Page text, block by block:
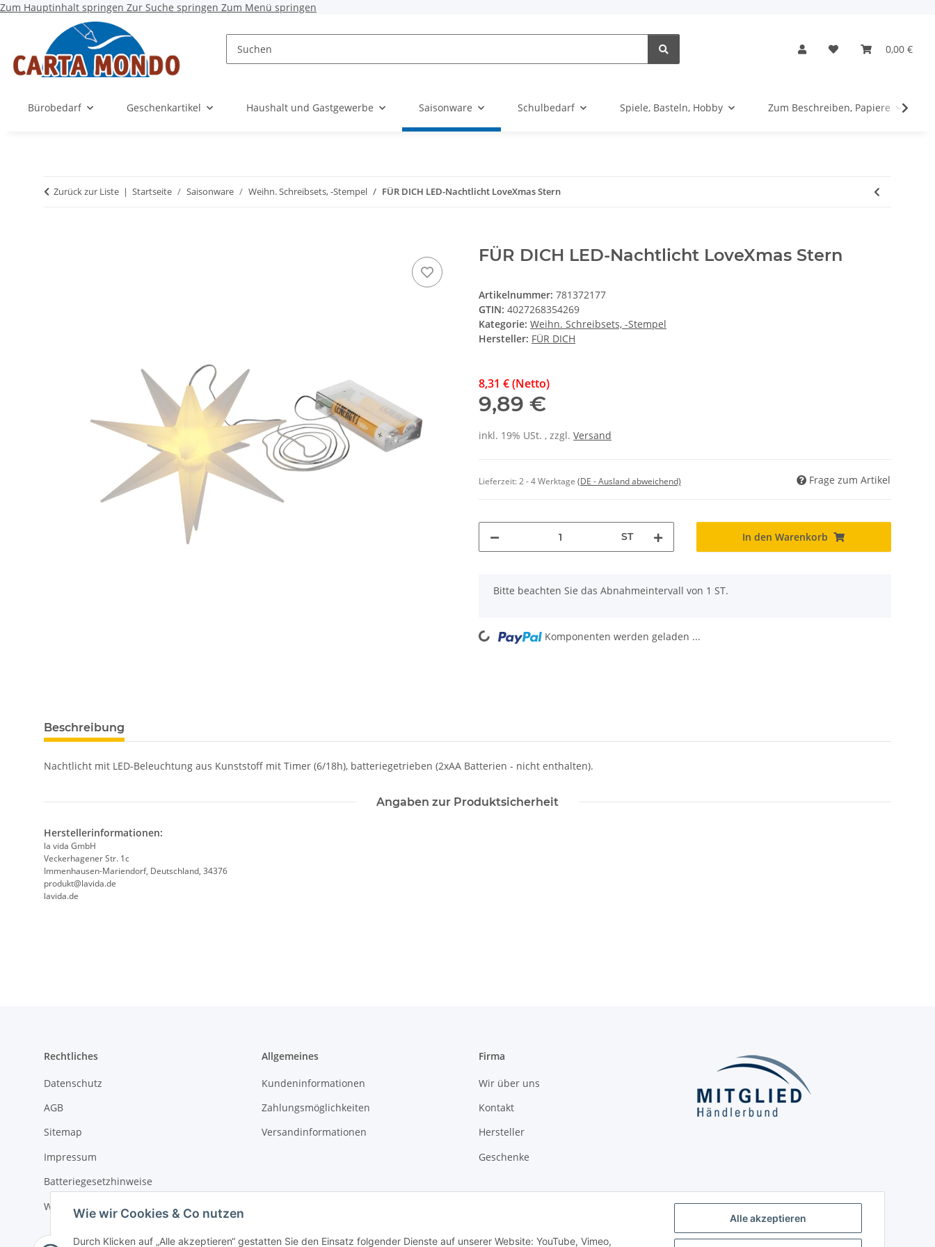
Zum Hauptinhalt springen Zur Suche springen Zum Menü springen
Alle akzeptieren
Wie wir Cookies & Co nutzen
Durch Klicken auf „Alle akzeptieren“ gestatten Sie den Einsatz folgender Dienste auf unserer Website: YouTube, Vimeo,
0,00 €
Bürobedarf Geschenkartikel Haushalt und Gastgewerbe Saisonware Schulbedarf Spiele, Basteln, Hobby Zum Beschreiben, Papiere
Zurück zur Liste Startseite Saisonware Weihn. Schreibsets, -Stempel FÜR DICH LED-Nachtlicht LoveXmas Stern
FÜR DICH LED-Nachtlicht LoveXmas Stern
Artikelnummer: 781372177
GTIN: 4027268354269
Kategorie: Weihn. Schreibsets, -Stempel
Hersteller: FÜR DICH
8,31 € (Netto)
9,89 €
inkl. 19% USt. , zzgl. Versand
Lieferzeit:2 - 4 Werktage (DE - Ausland abweichend) Frage zum Artikel
ST In den Warenkorb
x
Bitte beachten Sie das Abnahmeintervall von 1 ST.
Loading... Komponenten werden geladen ...
Beschreibung
Nachtlicht mit LED-Beleuchtung aus Kunststoff mit Timer (6/18h), batteriegetrieben (2xAA Batterien - nicht enthalten).
Angaben zur Produktsicherheit
Herstellerinformationen:
la vida GmbH
Veckerhagener Str. 1c
Immenhausen-Mariendorf, Deutschland, 34376
produkt@lavida.de
lavida.de
Rechtliches
Datenschutz
AGB
Sitemap
Impressum
Batteriegesetzhinweise
Widerrufsrecht
Allgemeines
Kundeninformationen
Zahlungsmöglichkeiten
Versandinformationen
Firma
Wir über uns
Kontakt
Hersteller
Geschenke